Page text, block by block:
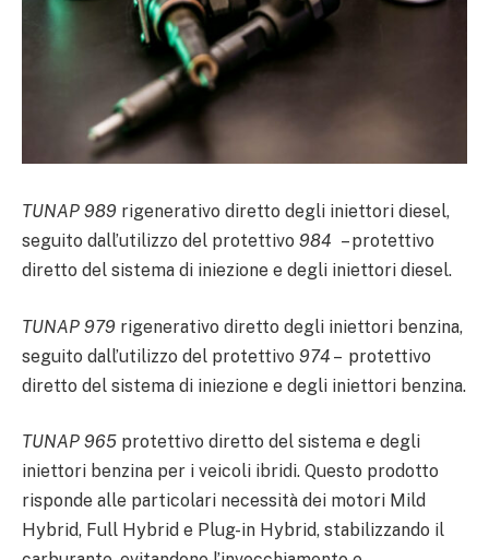
TUNAP 989 rigenerativo diretto degli iniettori diesel,
seguito dall’utilizzo del protettivo 984 – protettivo
diretto del sistema di iniezione e degli iniettori diesel.
TUNAP 979 rigenerativo diretto degli iniettori benzina,
seguito dall’utilizzo del protettivo 974 – protettivo
diretto del sistema di iniezione e degli iniettori benzina.
TUNAP 965 protettivo diretto del sistema e degli
iniettori benzina per i veicoli ibridi. Questo prodotto
risponde alle particolari necessità dei motori Mild
Hybrid, Full Hybrid e Plug-in Hybrid, stabilizzando il